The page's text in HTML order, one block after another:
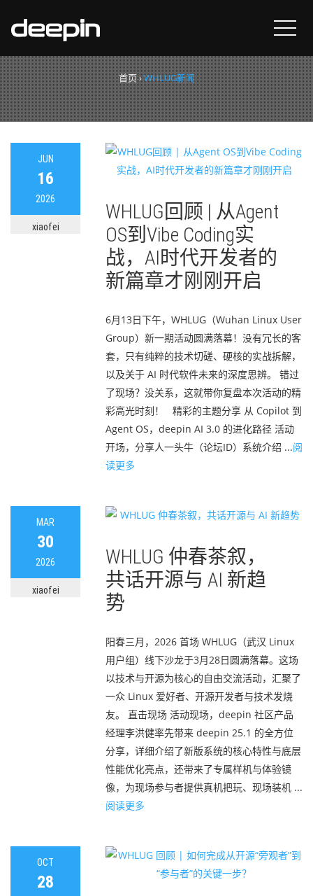
分类：
首页›WHLUG新闻
JUN
16
2026
xiaofei
WHLUG回顾 | 从Agent
OS到Vibe Coding实
战，AI时代开发者的
新篇章才刚刚开启
6月13日下午，WHLUG（Wuhan Linux User
Group）新一期活动圆满落幕！没有冗长的客
套，只有纯粹的技术切磋、硬核的实战拆解，
以及关于 AI 时代软件未来的深度思辨。 错过
了现场？没关系，这就带你复盘本次活动的精
彩高光时刻！ 精彩的主题分享 从 Copilot 到
Agent OS，deepin AI 3.0 的进化路径 活动
开场，分享人一头牛（论坛ID）系统介绍 ...阅
读更多
MAR
30
2026
xiaofei
WHLUG 仲春茶叙，
共话开源与 AI 新趋
势
阳春三月，2026 首场 WHLUG（武汉 Linux
用户组）线下沙龙于3月28日圆满落幕。这场
以技术与开源为核心的自由交流活动，汇聚了
一众 Linux 爱好者、开源开发者与技术发烧
友。 直击现场 活动现场，deepin 社区产品
经理李洪健率先带来 deepin 25.1 的全方位
分享，详细介绍了新版系统的核心特性与底层
性能优化亮点，还带来了专属样机与体验镜
像，为现场参与者提供真机把玩、现场装机 ...
阅读更多
OCT
28